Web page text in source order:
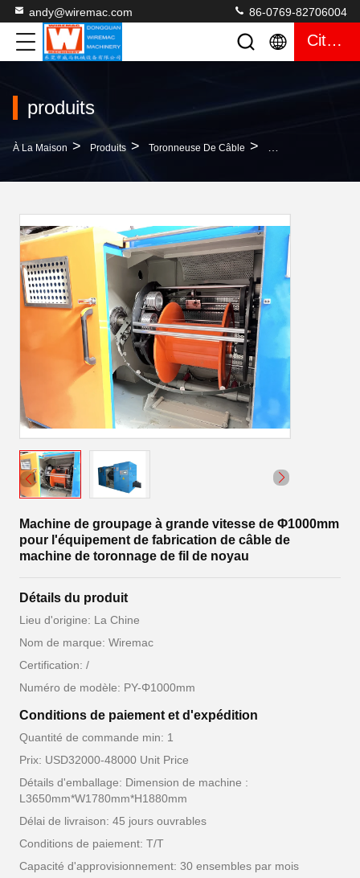
andy@wiremac.com 86-0769-82706004
Citation
produits
À La Maison > Produits > Toronneuse De Câble > Machine De
Machine de groupage à grande vitesse de Φ1000mm
pour l'équipement de fabrication de câble de
machine de toronnage de fil de noyau
Détails du produit
Lieu d'origine: La Chine
Nom de marque: Wiremac
Certification: /
Numéro de modèle: PY-Φ1000mm
Conditions de paiement et d'expédition
Quantité de commande min: 1
Prix: USD32000-48000 Unit Price
Détails d'emballage: Dimension de machine :
L3650mm*W1780mm*H1880mm
Délai de livraison: 45 jours ouvrables
Conditions de paiement: T/T
Capacité d'approvisionnement: 30 ensembles par mois